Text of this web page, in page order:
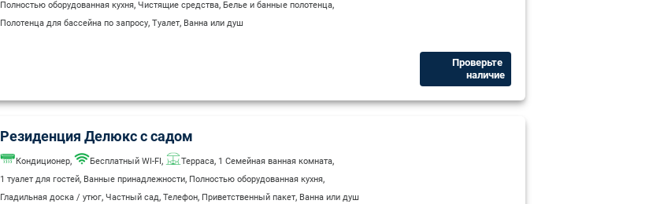
Полностью оборудованная кухня, Чистящие средства, Белье и банные полотенца,
Полотенца для бассейна по запросу, Туалет, Ванна или душ
Проверьте ​
наличие
Резиденция Делюкс с садом
Кондиционер, Бесплатный WI-FI, Терраса, 1 Семейная ванная комната,
1 туалет для гостей, Ванные принадлежности, Полностью оборудованная кухня,
Гладильная доска / утюг, Частный сад, Телефон, Приветственный пакет, Ванна или душ